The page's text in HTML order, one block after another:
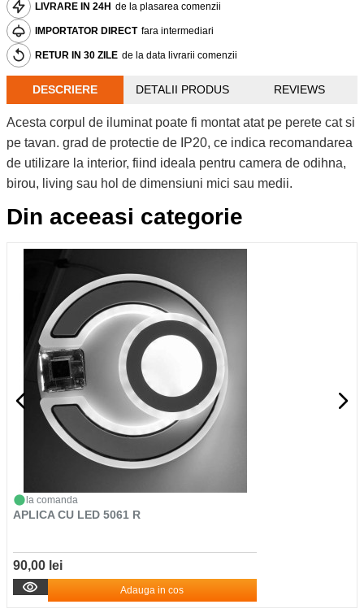
LIVRARE IN 24H de la plasarea comenzii
IMPORTATOR DIRECT fara intermediari
RETUR IN 30 ZILE de la data livrarii comenzii
DESCRIERE DETALII PRODUS REVIEWS
Acesta corpul de iluminat poate fi montat atat pe perete cat si
pe tavan. grad de protectie de IP20, ce indica recomandarea
de utilizare la interior, fiind ideala pentru camera de odihna,
birou, living sau hol de dimensiuni mici sau medii.
Din aceeasi categorie
la comanda
APLICA CU LED 5061 R
90,00 lei
Adauga in cos